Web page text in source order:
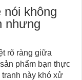
không
nhưng
rõ ràng giữa
phẩm bạn thực
này khó xử